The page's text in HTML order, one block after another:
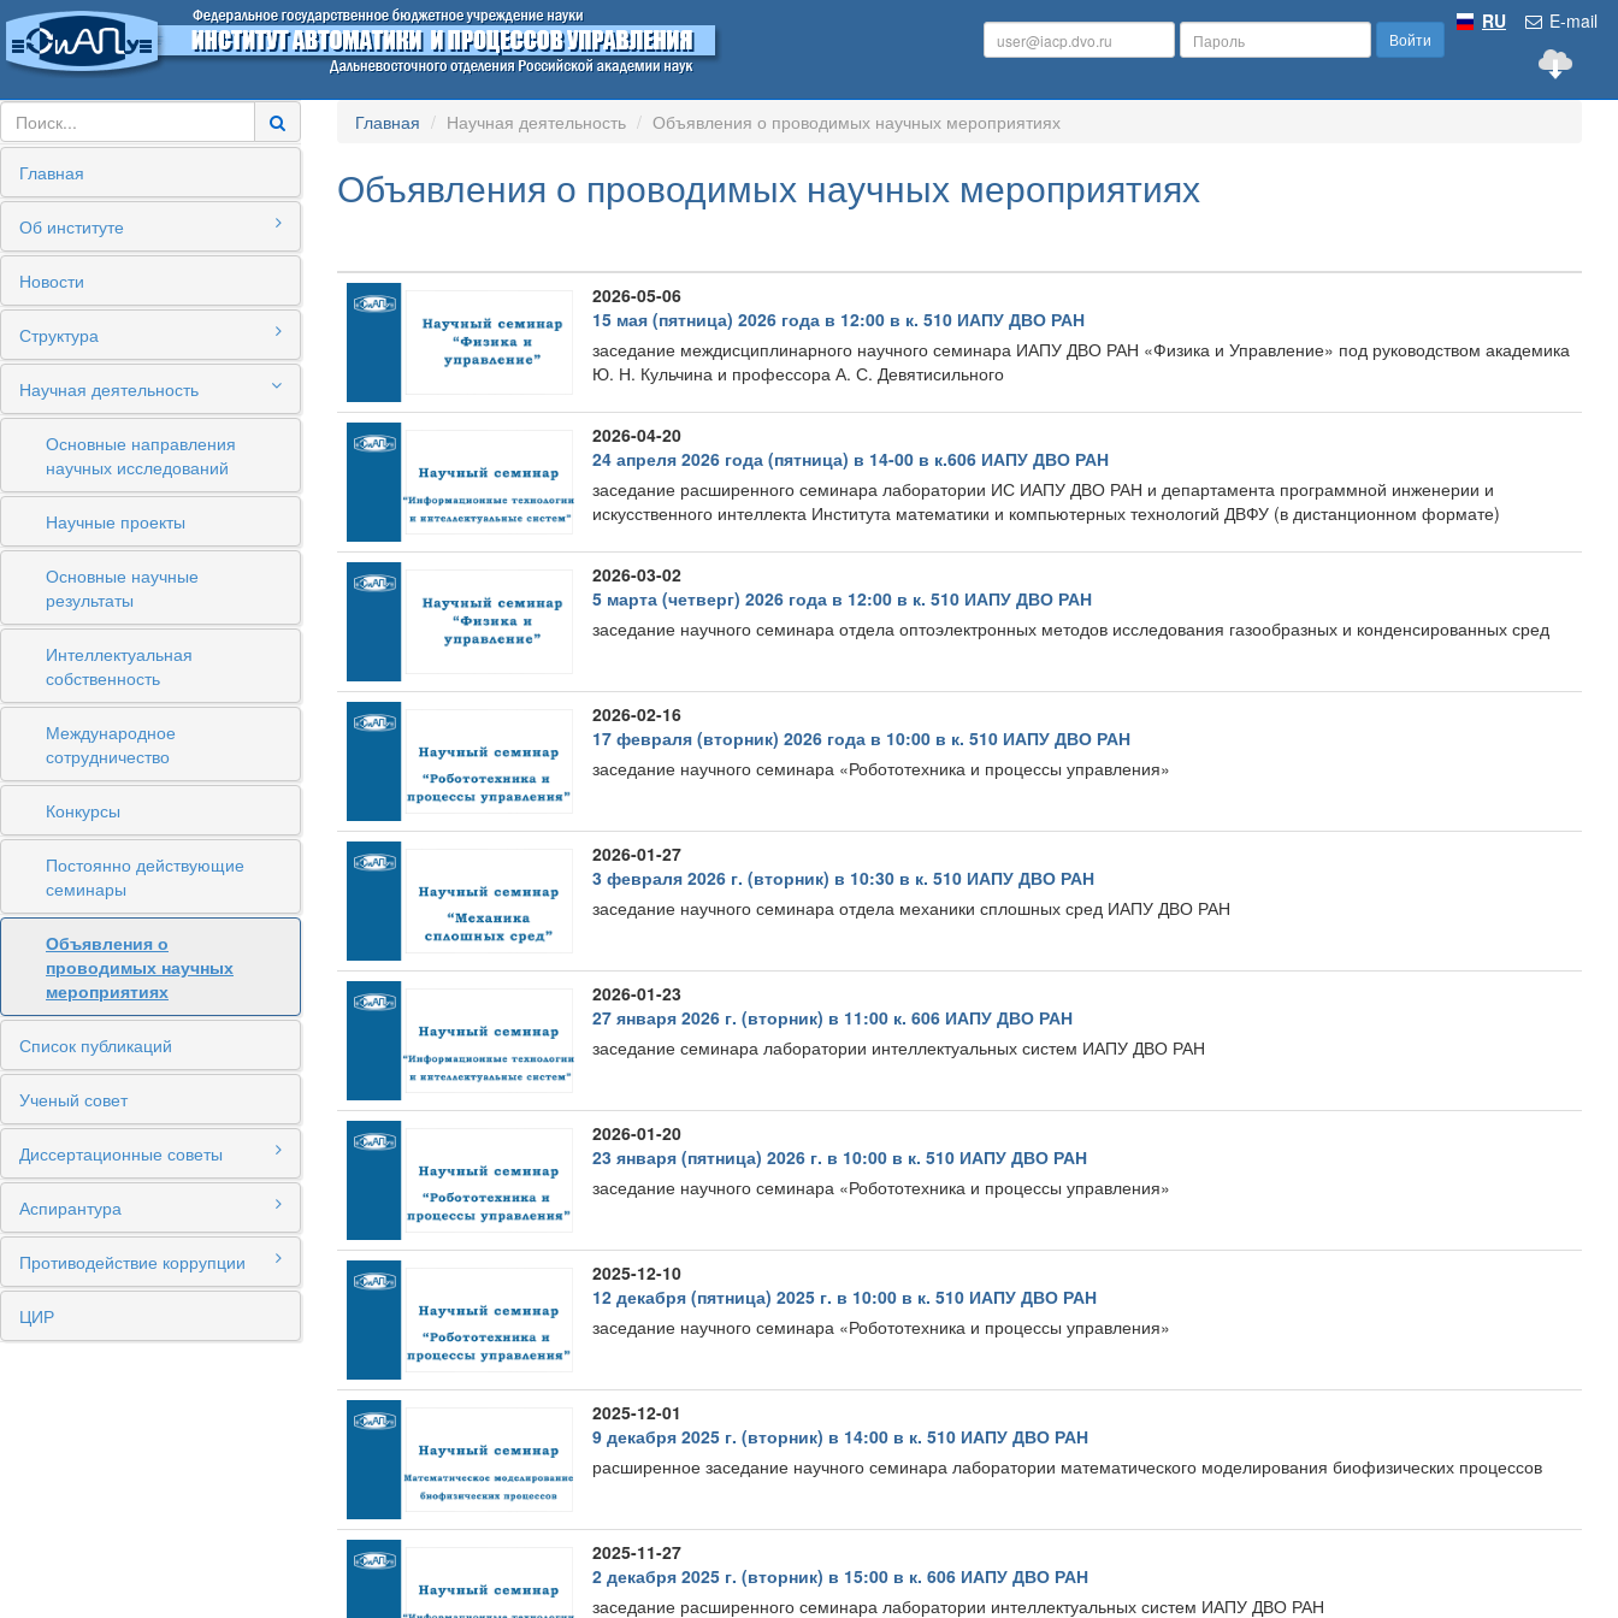
E-mail
RU
Войти
Главная
Об институте
Новости
Структура
Научная деятельность
Основные направления
научных исследований
Научные проекты
Основные научные
результаты
Интеллектуальная
собственность
Международное
сотрудничество
Конкурсы
Постоянно действующие
семинары
Объявления о
проводимых научных
мероприятиях
Список публикаций
Ученый совет
Диссертационные советы
Аспирантура
Противодействие коррупции
ЦИР
Главная Научная деятельность Объявления о проводимых научных мероприятиях
Объявления о проводимых научных мероприятиях
2026-05-06
15 мая (пятница) 2026 года в 12:00 в к. 510 ИАПУ ДВО РАН
заседание междисциплинарного научного семинара ИАПУ ДВО РАН «Физика и Управление» под руководством академика
Ю. Н. Кульчина и профессора А. С. Девятисильного
2026-04-20
24 апреля 2026 года (пятница) в 14-00 в к.606 ИАПУ ДВО РАН
заседание расширенного семинара лаборатории ИС ИАПУ ДВО РАН и департамента программной инженерии и
искусственного интеллекта Института математики и компьютерных технологий ДВФУ (в дистанционном формате)
2026-03-02
5 марта (четверг) 2026 года в 12:00 в к. 510 ИАПУ ДВО РАН
заседание научного семинара отдела оптоэлектронных методов исследования газообразных и конденсированных сред
2026-02-16
17 февраля (вторник) 2026 года в 10:00 в к. 510 ИАПУ ДВО РАН
заседание научного семинара «Робототехника и процессы управления»
2026-01-27
3 февраля 2026 г. (вторник) в 10:30 в к. 510 ИАПУ ДВО РАН
заседание научного семинара отдела механики сплошных сред ИАПУ ДВО РАН
2026-01-23
27 января 2026 г. (вторник) в 11:00 к. 606 ИАПУ ДВО РАН
заседание семинара лаборатории интеллектуальных систем ИАПУ ДВО РАН
2026-01-20
23 января (пятница) 2026 г. в 10:00 в к. 510 ИАПУ ДВО РАН
заседание научного семинара «Робототехника и процессы управления»
2025-12-10
12 декабря (пятница) 2025 г. в 10:00 в к. 510 ИАПУ ДВО РАН
заседание научного семинара «Робототехника и процессы управления»
2025-12-01
9 декабря 2025 г. (вторник) в 14:00 в к. 510 ИАПУ ДВО РАН
расширенное заседание научного семинара лаборатории математического моделирования биофизических процессов
2025-11-27
2 декабря 2025 г. (вторник) в 15:00 в к. 606 ИАПУ ДВО РАН
заседание расширенного семинара лаборатории интеллектуальных систем ИАПУ ДВО РАН